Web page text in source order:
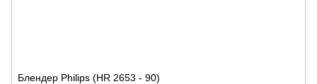
Блендер Philips (HR 2653 - 90)